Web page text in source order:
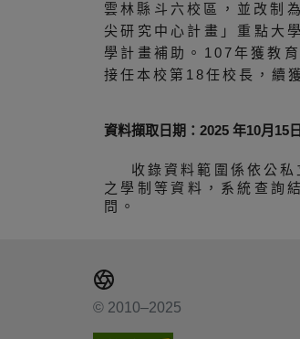
雲林縣斗六校區，並改制
尖研究中心計畫」重點大
學計畫補助。107年獲教
接任本校第18任校長，續
資料擷取日期：2025 年10月15
收錄資料範圍係依公
之學制等資料，系統查詢
問。
© 2010–2025